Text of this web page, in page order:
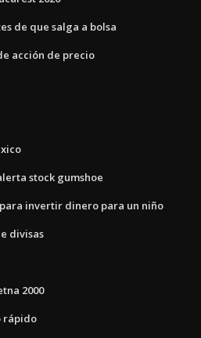
de que salga a bolsa
acción de precio
stock gumshoe
invertir dinero para un niño
divisas
2000
rápido